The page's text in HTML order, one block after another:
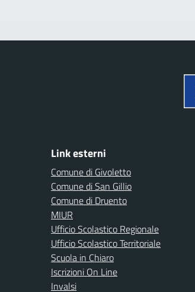
Link esterni
Comune di Givoletto
Comune di San Gillio
Comune di Druento
MIUR
Ufficio Scolastico Regionale
Ufficio Scolastico Territoriale
Scuola in Chiaro
Iscrizioni On Line
Invalsi